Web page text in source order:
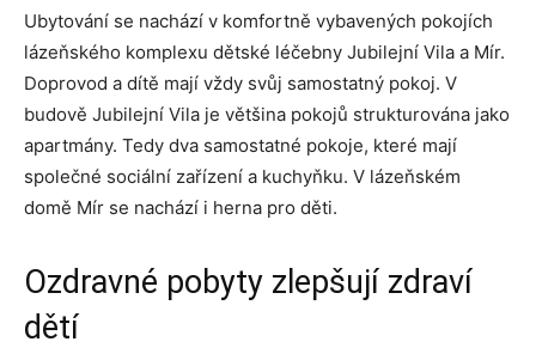
Ubytování se nachází v komfortně vybavených pokojích
lázeňského komplexu dětské léčebny Jubilejní Vila a Mír.
Doprovod a dítě mají vždy svůj samostatný pokoj. V
budově Jubilejní Vila je většina pokojů strukturována jako
apartmány. Tedy dva samostatné pokoje, které mají
společné sociální zařízení a kuchyňku. V lázeňském
domě Mír se nachází i herna pro děti.
Ozdravné pobyty zlepšují zdraví
dětí